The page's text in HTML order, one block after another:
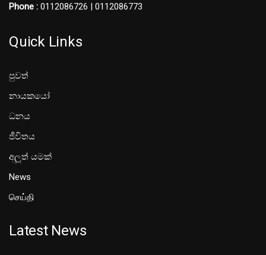
Phone : 0112086726 | 0112086773
Quick Links
පුවත්
නායකයෝ
ධනය
ජීවිතය
අලූත් යමක්
News
செய்தி
Latest News